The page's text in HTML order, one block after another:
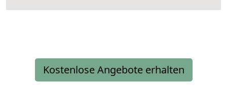
Kostenlose Angebote erhalten